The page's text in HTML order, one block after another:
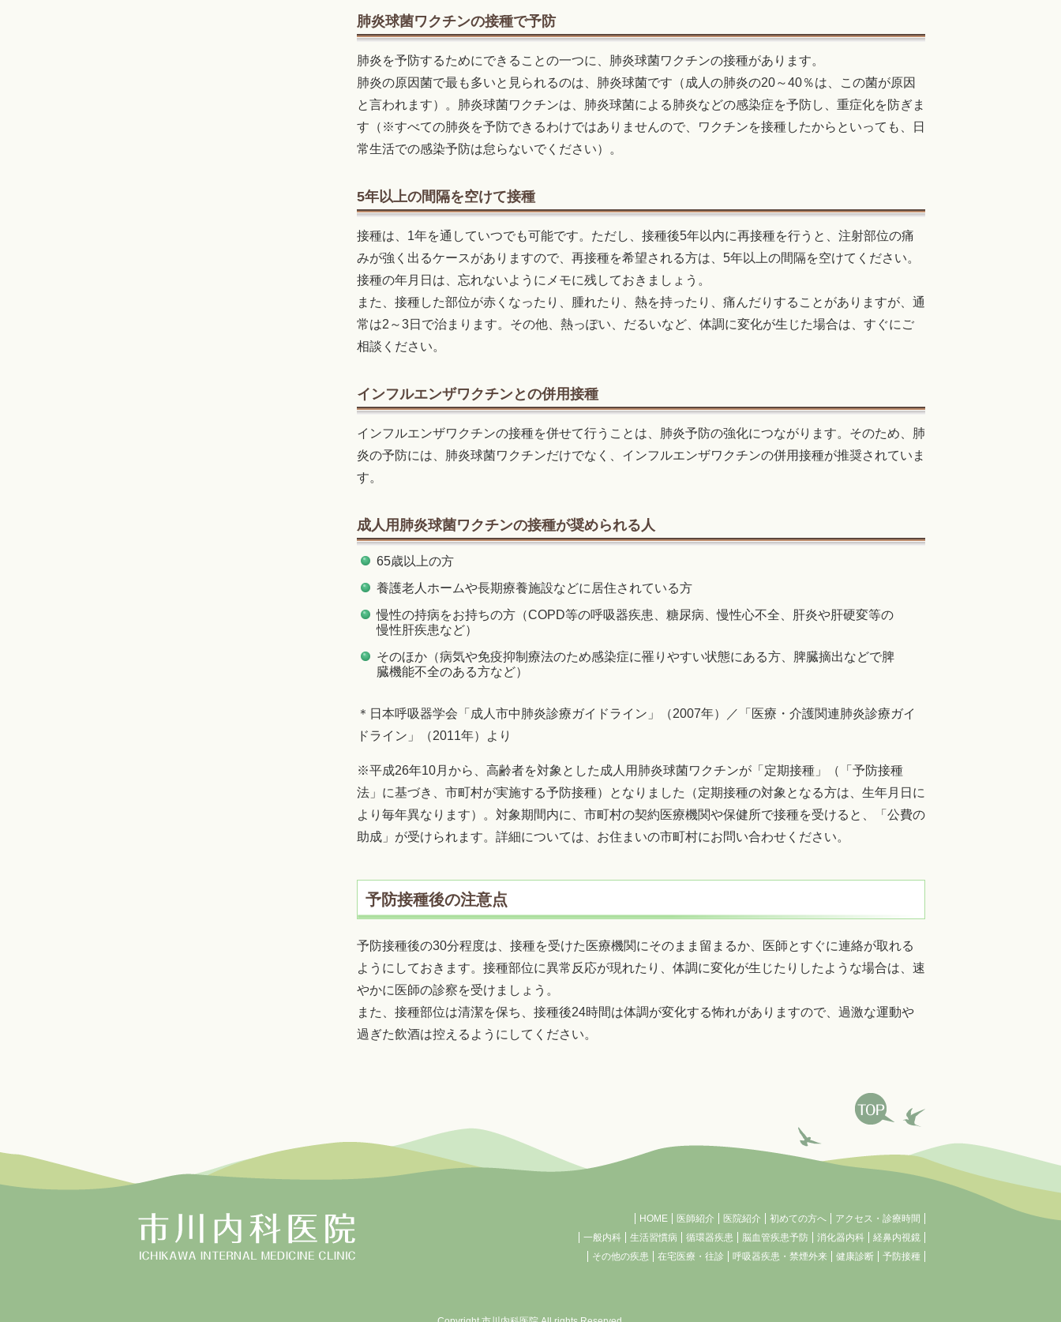
肺炎球菌ワクチンの接種で予防
肺炎を予防するためにできることの一つに、肺炎球菌ワクチンの接種があります。
肺炎の原因菌で最も多いと見られるのは、肺炎球菌です（成人の肺炎の20～40％は、この菌が原因
と言われます）。肺炎球菌ワクチンは、肺炎球菌による肺炎などの感染症を予防し、重症化を防ぎま
す（※すべての肺炎を予防できるわけではありませんので、ワクチンを接種したからといっても、日
常生活での感染予防は怠らないでください）。
5年以上の間隔を空けて接種
接種は、1年を通していつでも可能です。ただし、接種後5年以内に再接種を行うと、注射部位の痛
みが強く出るケースがありますので、再接種を希望される方は、5年以上の間隔を空けてください。
接種の年月日は、忘れないようにメモに残しておきましょう。
また、接種した部位が赤くなったり、腫れたり、熱を持ったり、痛んだりすることがありますが、通
常は2～3日で治まります。その他、熱っぽい、だるいなど、体調に変化が生じた場合は、すぐにご
相談ください。
インフルエンザワクチンとの併用接種
インフルエンザワクチンの接種を併せて行うことは、肺炎予防の強化につながります。そのため、肺
炎の予防には、肺炎球菌ワクチンだけでなく、インフルエンザワクチンの併用接種が推奨されていま
す。
成人用肺炎球菌ワクチンの接種が奨められる人
65歳以上の方
養護老人ホームや長期療養施設などに居住されている方
慢性の持病をお持ちの方（COPD等の呼吸器疾患、糖尿病、慢性心不全、肝炎や肝硬変等の
慢性肝疾患など）
そのほか（病気や免疫抑制療法のため感染症に罹りやすい状態にある方、脾臓摘出などで脾
臓機能不全のある方など）
＊日本呼吸器学会「成人市中肺炎診療ガイドライン」（2007年）／「医療・介護関連肺炎診療ガイ
ドライン」（2011年）より
※平成26年10月から、高齢者を対象とした成人用肺炎球菌ワクチンが「定期接種」（「予防接種
法」に基づき、市町村が実施する予防接種）となりました（定期接種の対象となる方は、生年月日に
より毎年異なります）。対象期間内に、市町村の契約医療機関や保健所で接種を受けると、「公費の
助成」が受けられます。詳細については、お住まいの市町村にお問い合わせください。
予防接種後の注意点
予防接種後の30分程度は、接種を受けた医療機関にそのまま留まるか、医師とすぐに連絡が取れる
ようにしておきます。接種部位に異常反応が現れたり、体調に変化が生じたりしたような場合は、速
やかに医師の診察を受けましょう。
また、接種部位は清潔を保ち、接種後24時間は体調が変化する怖れがありますので、過激な運動や
過ぎた飲酒は控えるようにしてください。
HOME 医師紹介 医院紹介 初めての方へ
アクセス・診療時間
一般内科
生活習慣病 循環器疾患 脳血管疾患予防 消化器内科
経鼻内視鏡
その他の疾患
在宅医療・往診 呼吸器疾患・禁煙外来 健康診断 予防接種